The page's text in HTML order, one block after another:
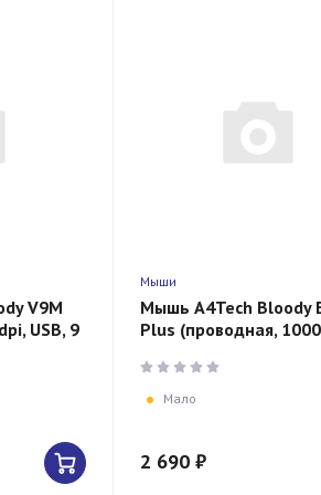
V9M
USB, 9
Мыши
Мышь A4Tech Bloody
Plus (проводная,
Мало
2 690 ₽